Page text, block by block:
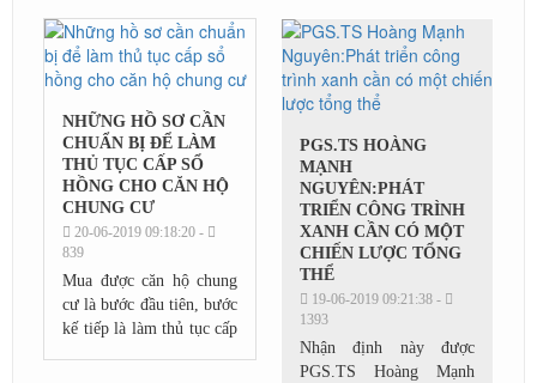
triển nhà ở để tạo...
NHỮNG HỒ SƠ CẦN
CHUẨN BỊ ĐỂ LÀM
THỦ TỤC CẤP SỔ
HỒNG CHO CĂN HỘ
CHUNG CƯ
20-06-2019 09:18:20 -
839
Mua được căn hộ chung
cư là bước đầu tiên, bước
kế tiếp là làm thủ tục cấp
PGS.TS HOÀNG
MẠNH
NGUYÊN:PHÁT
TRIỂN CÔNG TRÌNH
XANH CẦN CÓ MỘT
CHIẾN LƯỢC TỔNG
THỂ
19-06-2019 09:21:38 -
1393
Nhận định này được
PGS.TS Hoàng Mạnh